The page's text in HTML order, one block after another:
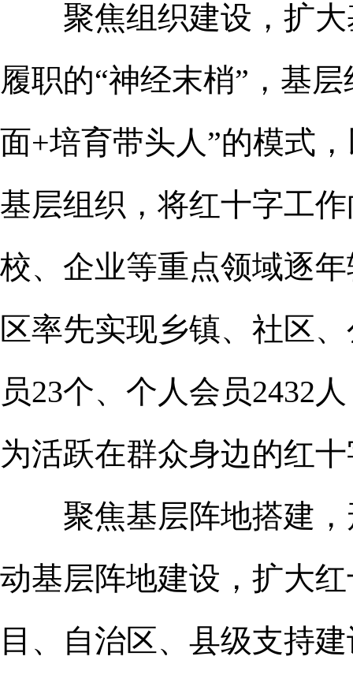
聚焦组织建设，扩大
履职的“神经末梢”，基
面+培育带头人”的模式
基层组织，将红十字工
校、企业等重点领域逐
区率先实现乡镇、社区
员23个、个人会员2432
为活跃在群众身边的红
聚焦基层阵地搭建，
动基层阵地建设，扩大
目、自治区、县级支持